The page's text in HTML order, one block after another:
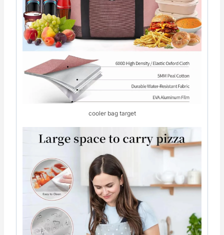
cooler bag target